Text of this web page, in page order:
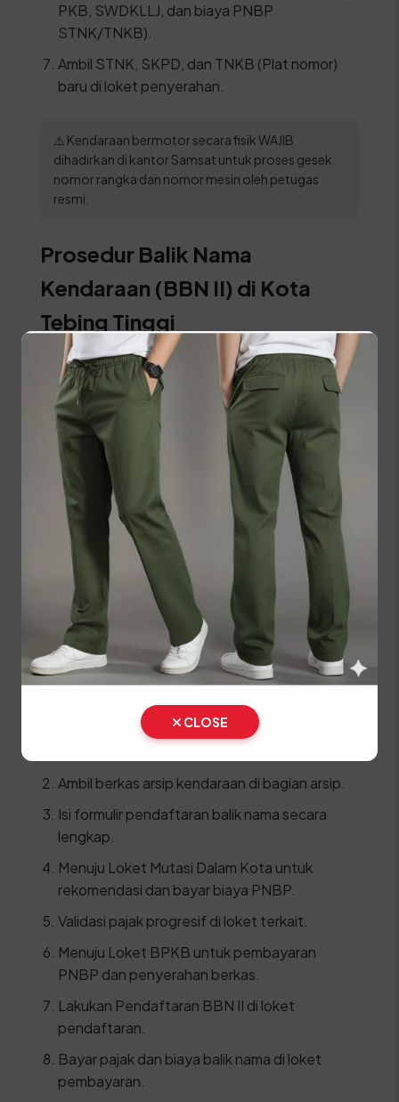
PKB, SWDKLLJ, dan biaya PNBP
STNK/TNKB).
Ambil STNK, SKPD, dan TNKB (Plat nomor)
baru di loket penyerahan.
⚠️ Kendaraan bermotor secara fisik WAJIB
dihadirkan di kantor Samsat untuk proses gesek
nomor rangka dan nomor mesin oleh petugas
resmi.
Prosedur Balik Nama
Kendaraan (BBN II) di Kota
Tebing Tinggi
Bagi warga Kota Tebing Tinggi yang baru saja
membeli kendaraan bekas, sangat disarankan
untuk segera melakukan Bea Balik Nama
Kendaraan Bermotor (BBN II) agar kepemilikan
menjadi sah atas nama sendiri.
STNK asli
KTP Pemilik Baru asli
SKPD asli
BPKB asli dan fotokopi
Kwitansi pembelian yang sah dan
bermaterai
Berikut adalah urutan proses yang harus dilalui di
Lakukan cek fisik kendaraan di area yang
Ambil berkas arsip kendaraan di bagian arsip.
Isi formulir pendaftaran balik nama secara
lengkap.
Menuju Loket Mutasi Dalam Kota untuk
rekomendasi dan bayar biaya PNBP.
Validasi pajak progresif di loket terkait.
Menuju Loket BPKB untuk pembayaran
PNBP dan penyerahan berkas.
Lakukan Pendaftaran BBN II di loket
pendaftaran.
Bayar pajak dan biaya balik nama di loket
pembayaran.
CLOSE